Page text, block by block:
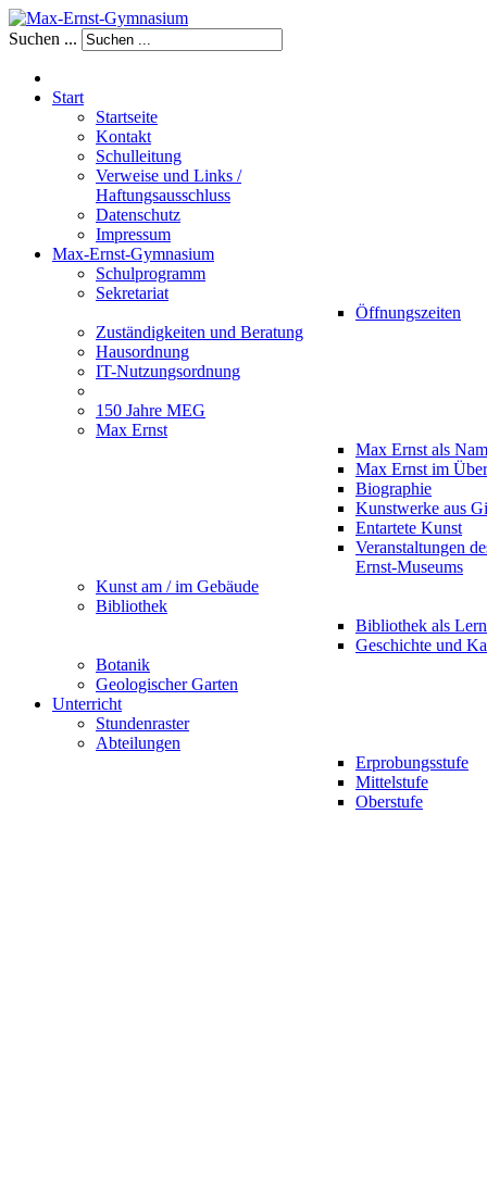
Suchen ...
Start
Startseite
Kontakt
Schulleitung
Verweise und Links /
Haftungsausschluss
Datenschutz
Impressum
Max-Ernst-Gymnasium
Schulprogramm
Sekretariat
Öffnungszeiten
Zuständigkeiten und Beratung
Hausordnung
IT-Nutzungsordnung
150 Jahre MEG
Max Ernst
Max Ernst als
Max Ernst im
Biographie
Kunstwerke aus
Entartete Kunst
Veranstaltungen
Ernst-Museums
Kunst am / im Gebäude
Bibliothek
Bibliothek als
Geschichte und
Botanik
Geologischer Garten
Unterricht
Stundenraster
Abteilungen
Erprobungsstufe
Mittelstufe
Oberstufe